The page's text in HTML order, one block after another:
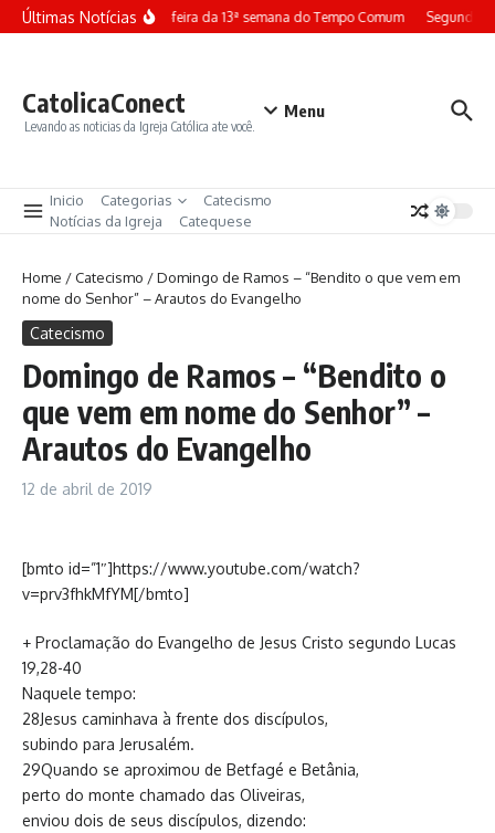
Ir para o conteúdo
Últimas NotíciasTerça-feira da 13ª semana do Tempo Comum Segunda-
CatolicaConect
Levando as noticias da Igreja Católica ate você.
Menu
Inicio Categorias
Catecismo
Notícias da Igreja
Catequese
Home /Catecismo /Domingo de Ramos – “Bendito o que vem em
nome do Senhor” – Arautos do Evangelho
Catecismo
Domingo de Ramos – “Bendito o
que vem em nome do Senhor” –
Arautos do Evangelho
12 de abril de 2019
[bmto id=”1″]https://www.youtube.com/watch?
v=prv3fhkMfYM[/bmto]
+ Proclamação do Evangelho de Jesus Cristo segundo Lucas
19,28-40
Naquele tempo:
28Jesus caminhava à frente dos discípulos,
subindo para Jerusalém.
29Quando se aproximou de Betfagé e Betânia,
perto do monte chamado das Oliveiras,
enviou dois de seus discípulos, dizendo: